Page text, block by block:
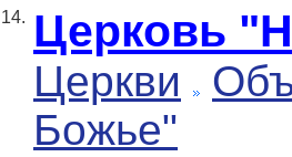
14. Церковь
Церкви
Божье"